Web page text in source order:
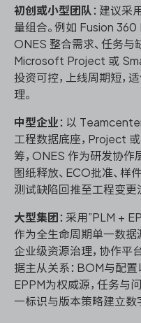
初创或小型团队 ：建议采
量组合。例如 Fusion 360
ONES 整合需求、任务与
Microsoft Project 或
投资可控，上线周期短，
理。
中型企业 ：以
工程数据底座，Project
筹，ONES 作为研发协作
图纸释放、ECO批准、样
测试缺陷回推至工程变更
大型集团 ：采用”PLM +
作为全生命周期单一数据
企业级资源治理，协作平
据主从关系：BOM与配
EPPM为权威源，任务与
一标识与版本策略建立数